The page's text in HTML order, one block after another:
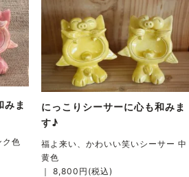
みま
ク色
にっこりシーサーに心も和みま
す♪
福よ来い、かわいい笑いシーサー 中
黄色
｜ 8,800円(税込)